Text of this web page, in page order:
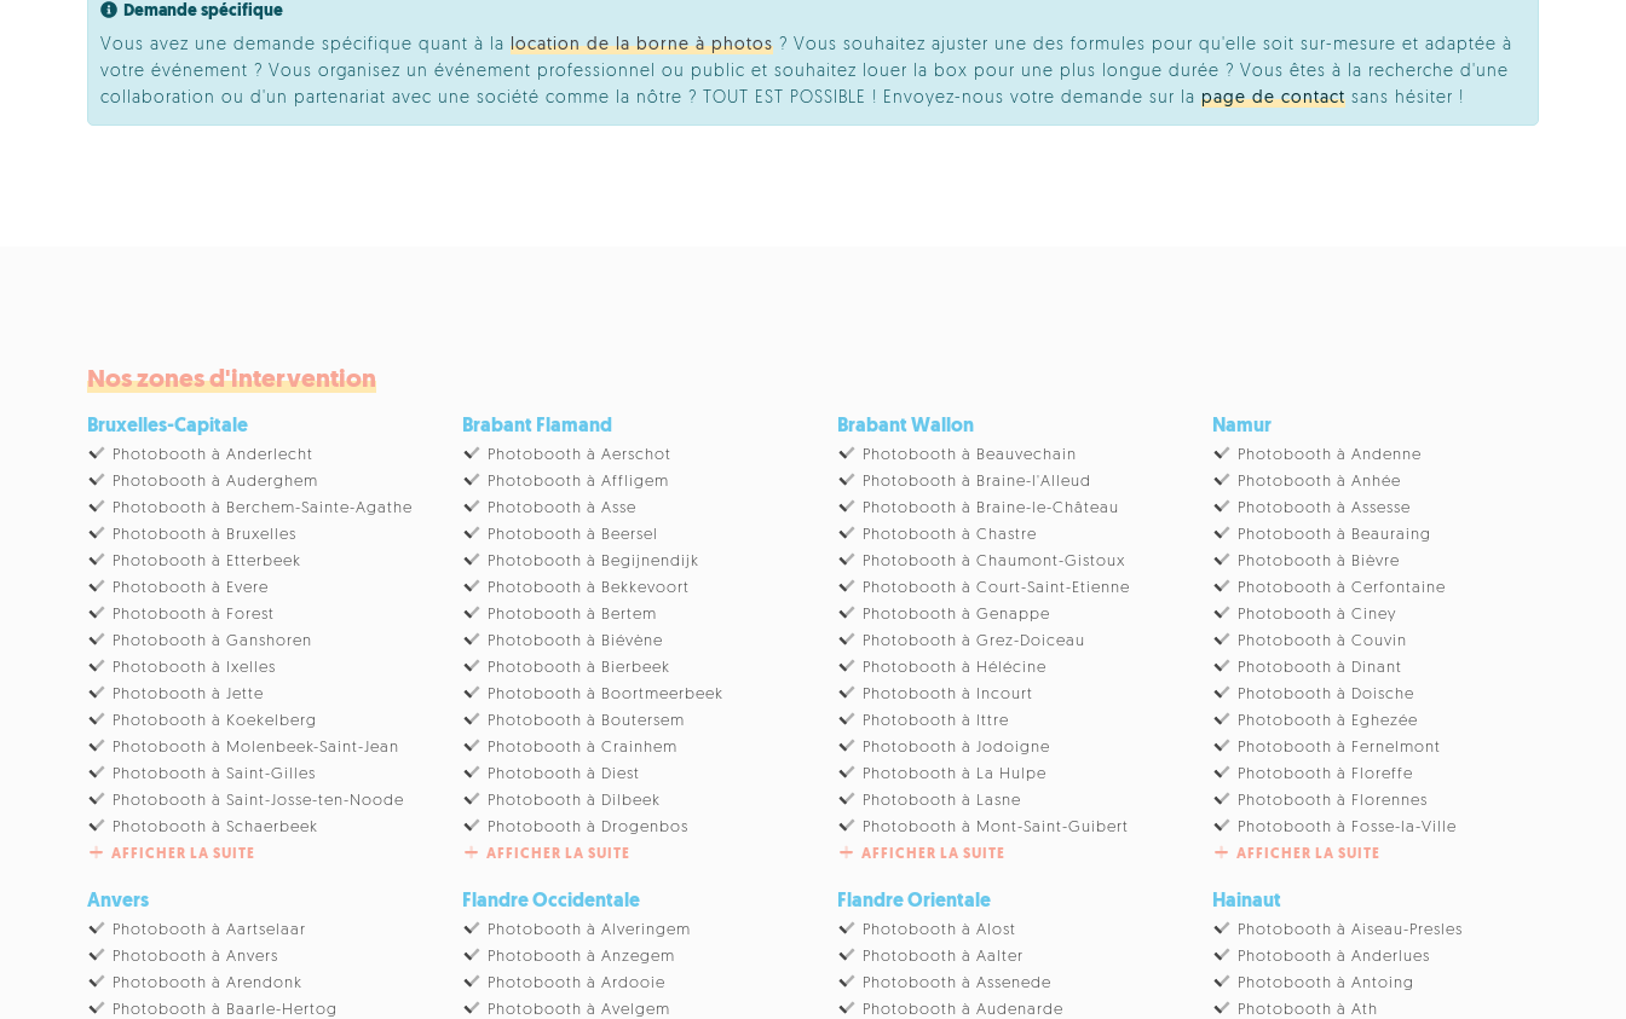
Demande spécifique
Vous avez une demande spécifique quant à la location de la borne à photos ? Vous souhaitez ajuster une des formules pour qu'elle soit sur-mesure et adaptée à
votre événement ? Vous organisez un événement professionnel ou public et souhaitez louer la box pour une plus longue durée ? Vous êtes à la recherche d'une
collaboration ou d'un partenariat avec une société comme la nôtre ? TOUT EST POSSIBLE ! Envoyez-nous votre demande sur la page de contact sans hésiter !
Nos zones d'intervention
Bruxelles-Capitale
Photobooth à Anderlecht
Photobooth à Auderghem
Photobooth à Berchem-Sainte-Agathe
Photobooth à Bruxelles
Photobooth à Etterbeek
Photobooth à Evere
Photobooth à Forest
Photobooth à Ganshoren
Photobooth à Ixelles
Photobooth à Jette
Photobooth à Koekelberg
Photobooth à Molenbeek-Saint-Jean
Photobooth à Saint-Gilles
Photobooth à Saint-Josse-ten-Noode
Photobooth à Schaerbeek
AFFICHER LA SUITE
Brabant Flamand
Photobooth à Aerschot
Photobooth à Affligem
Photobooth à Asse
Photobooth à Beersel
Photobooth à Begijnendijk
Photobooth à Bekkevoort
Photobooth à Bertem
Photobooth à Biévène
Photobooth à Bierbeek
Photobooth à Boortmeerbeek
Photobooth à Boutersem
Photobooth à Crainhem
Photobooth à Diest
Photobooth à Dilbeek
Photobooth à Drogenbos
AFFICHER LA SUITE
Brabant Wallon
Photobooth à Beauvechain
Photobooth à Braine-l'Alleud
Photobooth à Braine-le-Château
Photobooth à Chastre
Photobooth à Chaumont-Gistoux
Photobooth à Court-Saint-Etienne
Photobooth à Genappe
Photobooth à Grez-Doiceau
Photobooth à Hélécine
Photobooth à Incourt
Photobooth à Ittre
Photobooth à Jodoigne
Photobooth à La Hulpe
Photobooth à Lasne
Photobooth à Mont-Saint-Guibert
AFFICHER LA SUITE
Namur
Photobooth à Andenne
Photobooth à Anhée
Photobooth à Assesse
Photobooth à Beauraing
Photobooth à Bièvre
Photobooth à Cerfontaine
Photobooth à Ciney
Photobooth à Couvin
Photobooth à Dinant
Photobooth à Doische
Photobooth à Eghezée
Photobooth à Fernelmont
Photobooth à Floreffe
Photobooth à Florennes
Photobooth à Fosse-la-Ville
AFFICHER LA SUITE
Anvers
Photobooth à Aartselaar
Photobooth à Anvers
Photobooth à Arendonk
Photobooth à Baarle-Hertog
Flandre Occidentale
Photobooth à Alveringem
Photobooth à Anzegem
Photobooth à Ardooie
Photobooth à Avelgem
Flandre Orientale
Photobooth à Alost
Photobooth à Aalter
Photobooth à Assenede
Photobooth à Audenarde
Hainaut
Photobooth à Aiseau-Presles
Photobooth à Anderlues
Photobooth à Antoing
Photobooth à Ath